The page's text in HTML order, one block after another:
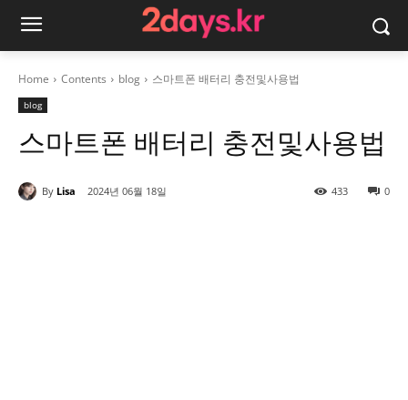
Home Contents blog 스마트폰 배터리 충전및사용법
blog
스마트폰 배터리 충전및사용법
By Lisa 2024년 06월 18일 0
433